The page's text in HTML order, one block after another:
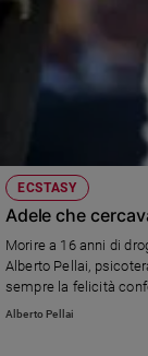
ECSTASY
Adele che
Morire a 16 anni di
Alberto Pellai,
sempre la felicità
un minore abbia
Alberto Pellai